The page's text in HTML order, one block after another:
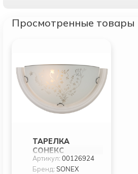
Просмотренные товары
ТАРЕЛКА
СОНЕКС
BLANKETA 001
Артикул:00126924
Бренд:SONEX